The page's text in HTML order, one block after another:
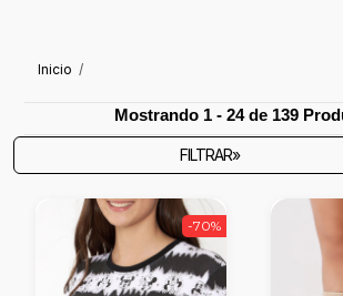
Inicio
Mostrando 1 - 24 de 139
FILTRAR»
-70%